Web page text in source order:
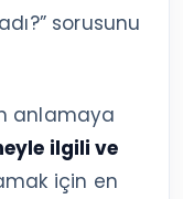
sorusunu
anlamaya
ilgili ve
için en